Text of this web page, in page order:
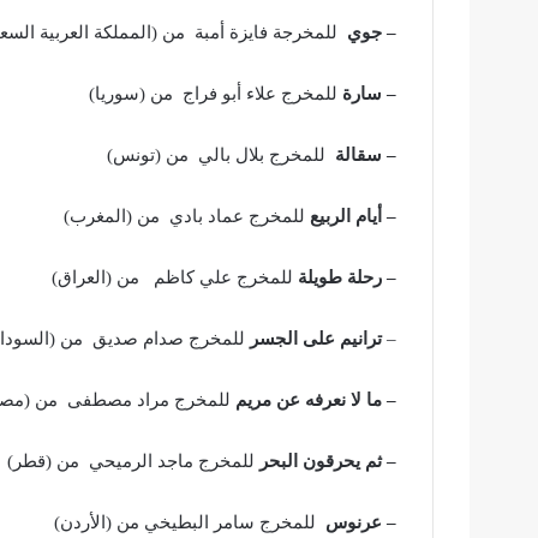
– جوي للمخرجة فايزة أمبة من (المملكة العربية
– سارة للمخرج علاء أبو فراج من (سوريا)
– سقالة للمخرج بلال بالي من (تونس)
– أيام الربيع للمخرج عماد بادي من (المغرب)
– رحلة طويلة للمخرج علي كاظم من (العراق)
–ترانيم على الجسر للمخرج صدام صديق من
– ما لا نعرفه عن مريم للمخرج مراد مصطفى من
– ثم يحرقون البحر للمخرج ماجد الرميحي من (قطر)
– عرنوس للمخرج سامر البطيخي من (الأردن)